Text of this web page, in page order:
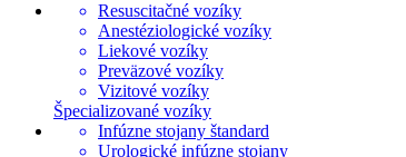
Resuscitačné vozíky
Anestéziologické vozíky
Liekové vozíky
Preväzové vozíky
Vizitové vozíky
Špecializované vozíky
Infúzne stojany štandard
Urologické infúzne stojany